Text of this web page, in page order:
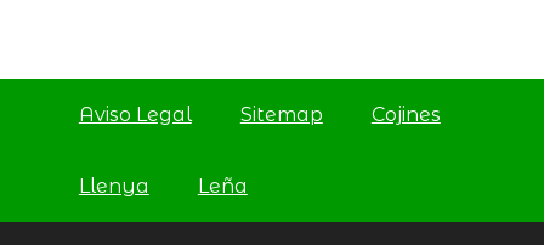
Aviso Legal Sitemap Cojines
Llenya Leña